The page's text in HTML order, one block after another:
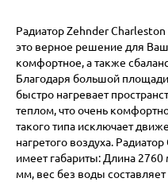
Радиатор Zehnder
это верное решение для
комфортное, а также
Благодаря большой
быстро нагревает
теплом, что очень
такого типа исключает
нагретого воздуха.
имеет габариты: Длина
мм, вес без воды